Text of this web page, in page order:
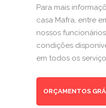
Para mais
casa Mafra, entre
nossos
condições
em todos os
ORÇAMENTOS